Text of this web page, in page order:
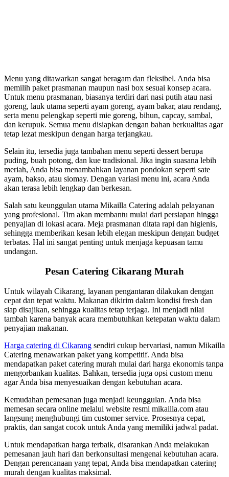
Menu yang ditawarkan sangat beragam dan fleksibel. Anda bisa
memilih paket prasmanan maupun nasi box sesuai konsep acara.
Untuk menu prasmanan, biasanya terdiri dari nasi putih atau nasi
goreng, lauk utama seperti ayam goreng, ayam bakar, atau rendang,
serta menu pelengkap seperti mie goreng, bihun, capcay, sambal,
dan kerupuk. Semua menu disiapkan dengan bahan berkualitas agar
tetap lezat meskipun dengan harga terjangkau.
Selain itu, tersedia juga tambahan menu seperti dessert berupa
puding, buah potong, dan kue tradisional. Jika ingin suasana lebih
meriah, Anda bisa menambahkan layanan pondokan seperti sate
ayam, bakso, atau siomay. Dengan variasi menu ini, acara Anda
akan terasa lebih lengkap dan berkesan.
Salah satu keunggulan utama Mikailla Catering adalah pelayanan
yang profesional. Tim akan membantu mulai dari persiapan hingga
penyajian di lokasi acara. Meja prasmanan ditata rapi dan higienis,
sehingga memberikan kesan lebih elegan meskipun dengan budget
terbatas. Hal ini sangat penting untuk menjaga kepuasan tamu
undangan.
Pesan Catering Cikarang Murah
Untuk wilayah Cikarang, layanan pengantaran dilakukan dengan
cepat dan tepat waktu. Makanan dikirim dalam kondisi fresh dan
siap disajikan, sehingga kualitas tetap terjaga. Ini menjadi nilai
tambah karena banyak acara membutuhkan ketepatan waktu dalam
penyajian makanan.
Harga catering di Cikarang sendiri cukup bervariasi, namun Mikailla
Catering menawarkan paket yang kompetitif. Anda bisa
mendapatkan paket catering murah mulai dari harga ekonomis tanpa
mengorbankan kualitas. Bahkan, tersedia juga opsi custom menu
agar Anda bisa menyesuaikan dengan kebutuhan acara.
Kemudahan pemesanan juga menjadi keunggulan. Anda bisa
memesan secara online melalui website resmi mikailla.com atau
langsung menghubungi tim customer service. Prosesnya cepat,
praktis, dan sangat cocok untuk Anda yang memiliki jadwal padat.
Untuk mendapatkan harga terbaik, disarankan Anda melakukan
pemesanan jauh hari dan berkonsultasi mengenai kebutuhan acara.
Dengan perencanaan yang tepat, Anda bisa mendapatkan catering
murah dengan kualitas maksimal.